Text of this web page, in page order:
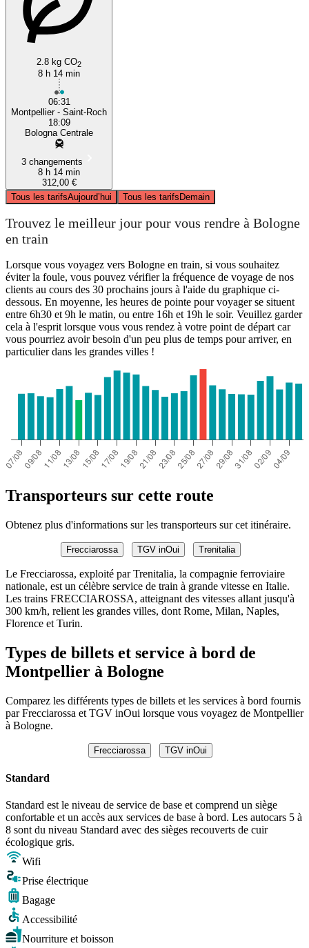
2.8 kg CO2
8 h 14 min
06:31
Montpellier - Saint-Roch
18:09
Bologna Centrale
3 changements
8 h 14 min
312,00 €
Tous les tarifsAujourd’hui Tous les tarifsDemain
Trouvez le meilleur jour pour vous rendre à Bologne
en train
Lorsque vous voyagez vers Bologne en train, si vous souhaitez
éviter la foule, vous pouvez vérifier la fréquence de voyage de nos
clients au cours des 30 prochains jours à l'aide du graphique ci-
dessous. En moyenne, les heures de pointe pour voyager se situent
entre 6h30 et 9h le matin, ou entre 16h et 19h le soir. Veuillez garder
cela à l'esprit lorsque vous vous rendez à votre point de départ car
vous pourriez avoir besoin d'un peu plus de temps pour arriver, en
particulier dans les grandes villes !
Transporteurs sur cette route
Obtenez plus d'informations sur les transporteurs sur cet itinéraire.
Frecciarossa TGV inOui Trenitalia
Le Frecciarossa, exploité par Trenitalia, la compagnie ferroviaire
nationale, est un célèbre service de train à grande vitesse en Italie.
Les trains FRECCIAROSSA, atteignant des vitesses allant jusqu'à
300 km/h, relient les grandes villes, dont Rome, Milan, Naples,
Florence et Turin.
Types de billets et service à bord de
Montpellier à Bologne
Comparez les différents types de billets et les services à bord fournis
par Frecciarossa et TGV inOui lorsque vous voyagez de Montpellier
à Bologne.
Frecciarossa TGV inOui
Standard
Standard est le niveau de service de base et comprend un siège
confortable et un accès aux services de base à bord. Les autocars 5 à
8 sont du niveau Standard avec des sièges recouverts de cuir
écologique gris.
Wifi
Prise électrique
Bagage
Accessibilité
Nourriture et boisson